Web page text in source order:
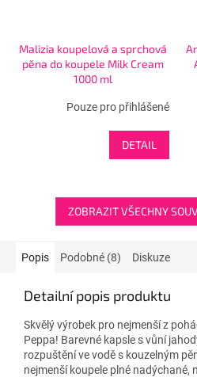
Malizia koupelová a sprchová
pěna do koupele Milk Cream
1000 ml
Pouze pro přihlášené
DETAIL
ZOBRAZIT VŠECHNY
Popis Podobné (8) Diskuze
Detailní popis produktu
Skvělý výrobek pro nejmenší z
Peppa! Barevné kapsle s vůní
rozpuštění ve vodě s kouzelným
nejmenší koupele plné nadýchané,